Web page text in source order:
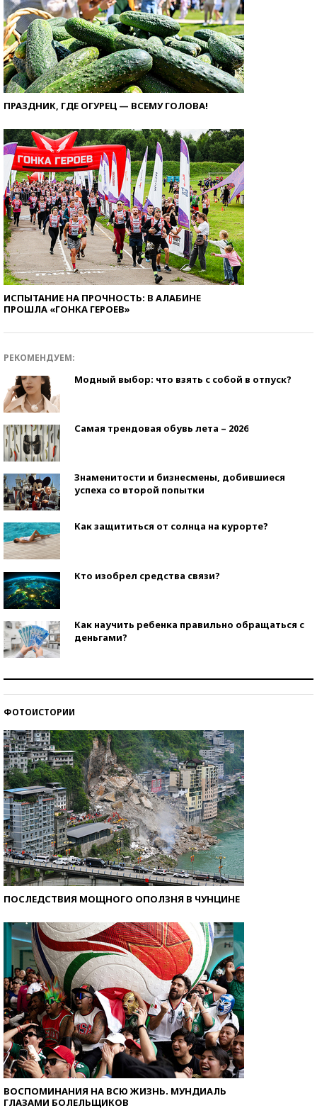
ПРАЗДНИК, ГДЕ ОГУРЕЦ — ВСЕМУ ГОЛОВА!
ИСПЫТАНИЕ НА ПРОЧНОСТЬ: В АЛАБИНЕ
ПРОШЛА «ГОНКА ГЕРОЕВ»
РЕКОМЕНДУЕМ:
Модный выбор: что взять с собой в отпуск?
Самая трендовая обувь лета – 2026
Знаменитости и бизнесмены, добившиеся
успеха со второй попытки
Как защититься от солнца на курорте?
Кто изобрел средства связи?
Как научить ребенка правильно обращаться с
деньгами?
ФОТОИСТОРИИ
ПОСЛЕДСТВИЯ МОЩНОГО ОПОЛЗНЯ В ЧУНЦИНЕ
ВОСПОМИНАНИЯ НА ВСЮ ЖИЗНЬ. МУНДИАЛЬ
ГЛАЗАМИ БОЛЕЛЬЩИКОВ